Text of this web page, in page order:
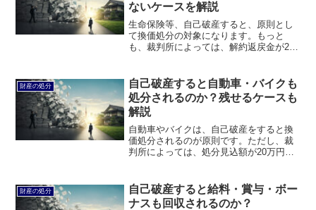
ないケースを解説
生命保険等、自己破産すると、原則とし
て換価処分の対象になります。もっと
も、裁判所によっては、解約返戻金が20
己破産すると生命保険などを解約される
のかについて説明します。
財産の処分
自己破産すると自動車・バイクも
処分されるのか？残せるケースも
解説
自動車やバイクは、自己破産をすると換
価処分されるのが原則です。ただし、裁
判所によっては、処分見込額が20万円以
と自動車・バイクなども処分されるのか
について説明します。
財産の処分
自己破産すると給料・賞与・ボー
ナスも回収されるのか？